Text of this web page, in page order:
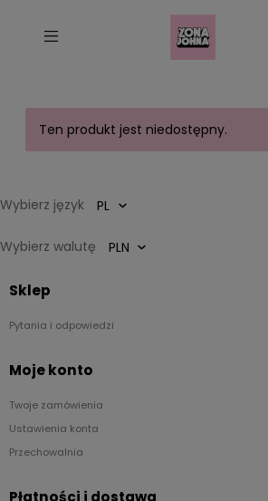
Ten produkt jest niedostępny.
Wybierz język
Wybierz walutę
Sklep
Pytania i odpowiedzi
Moje konto
Twoje zamówienia
Ustawienia konta
Przechowalnia
Płatności i dostawa